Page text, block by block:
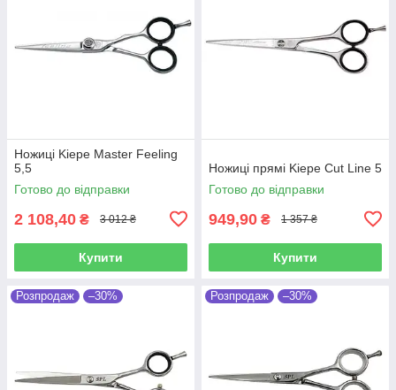
Ножиці Kiepe Master Feeling
5,5
Готово до відправки
2 108,40 ₴ 3 012 ₴
Купити
Ножиці прямі Kiepe Cut Line 5
Готово до відправки
949,90 ₴ 1 357 ₴
Купити
Розпродаж –30% Розпродаж –30%